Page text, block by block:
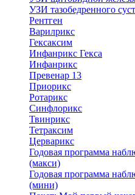
УЗИ тазобедренного
Рентген
Варилрикс
Гексаксим
Инфанрикс Гекса
Инфанрикс
Превенар 13
Приорикс
Ротарикс
Синфлорикс
Твинрикс
Тетраксим
Церварикс
Годовая программа
(макси)
Годовая программа
(мини)